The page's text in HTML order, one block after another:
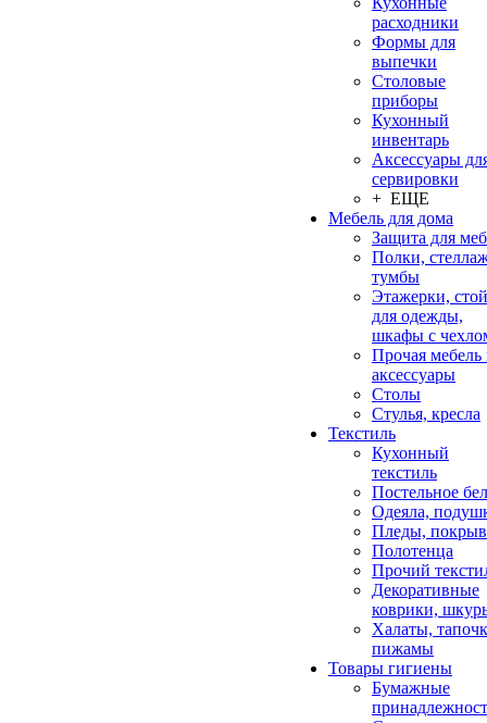
расходники
Формы для
выпечки
Столовые
приборы
Кухонный
инвентарь
Аксессуары
сервировки
+ ЕЩЕ
Мебель для дома
Защита для
Полки,
тумбы
Этажерки,
для одежды,
шкафы с
Прочая мебель
аксессуары
Столы
Стулья, кресла
Текстиль
Кухонный
текстиль
Постельное
Одеяла,
Пледы,
Полотенца
Прочий
Декоративные
коврики,
Халаты,
пижамы
Товары гигиены
Бумажные